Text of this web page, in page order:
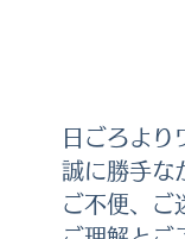
日ごろより
誠に勝手な
ご不便、ご